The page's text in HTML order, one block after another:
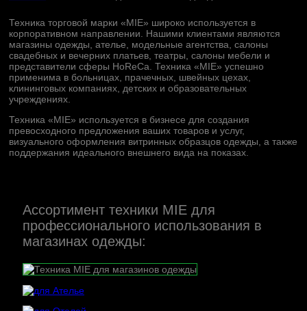
Техника торговой марки «MIE» широко используется в
корпоративном направлении. Нашими клиентами являются
магазины одежды, ателье, модельные агентства, салоны
свадебных и вечерних платьев, театры, салоны мебели и
представители сферы HoReCa. Техника «MIE» успешно
применима в больницах, прачечных, швейных цехах,
клининговых компаниях, детских и образовательных
учреждениях.
Техника «MIE» используется в бизнесе для создания
превосходного предложения ваших товаров и услуг,
визуального оформления витринных образцов одежды, а также
поддержания идеального внешнего вида на показах.
Ассортимент техники MIE для
профессионального использования в
магазинах одежды: